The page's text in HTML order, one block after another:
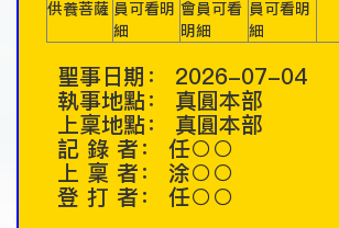
供養菩薩 員可看明
細
會員可看
明細
員可看明
細
聖事日期： 2026-07-04
執事地點： 真圓本部
上稟地點： 真圓本部
記 錄 者： 任○○
上 稟 者： 涂○○
登 打 者： 任○○